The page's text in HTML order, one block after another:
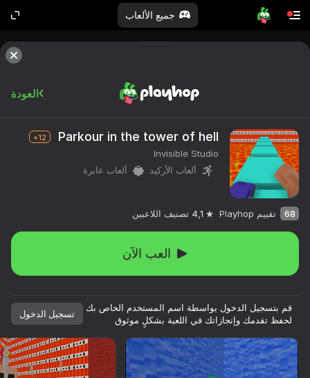
جميع الألعاب
تدوير الجهاز
هذه اللعبة تدعم اتجاه المناظر الطبيعية
فقط
العودة
Parkour in the tower of hell
12+
Invisible Studio
ألعاب الأركيد
ألعاب عابرة
68 تقييم Playhop 4,1 تصنيف اللاعبين
العب الآن
قم بتسجيل الدخول بواسطة اسم المستخدم الخاص بك
لحفظ تقدمك وإنجازاتك في اللعبة بشكلٍ موثوق
تسجيل الدخول